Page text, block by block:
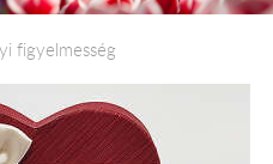
figyelmesség